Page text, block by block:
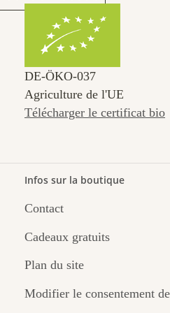
DE‑ÖKO‑037
Agriculture de l'UE
Télécharger le certificat bio
Infos sur la boutique
Contact
Cadeaux gratuits
Plan du site
Modifier le consentement